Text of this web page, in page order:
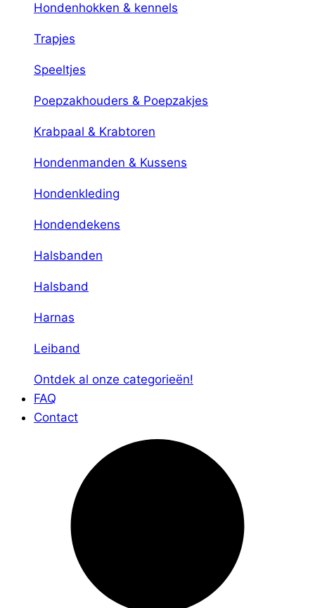
Hondenhokken & kennels
Trapjes
Speeltjes
Poepzakhouders & Poepzakjes
Krabpaal & Krabtoren
Hondenmanden & Kussens
Hondenkleding
Hondendekens
Halsbanden
Halsband
Harnas
Leiband
Ontdek al onze categorieën!
FAQ
Contact